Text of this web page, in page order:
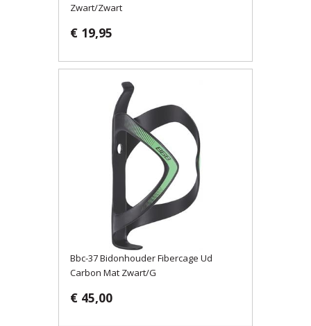
Zwart/Zwart
€ 19,95
Bbc-37 Bidonhouder Fibercage Ud
Carbon Mat Zwart/G
€ 45,00